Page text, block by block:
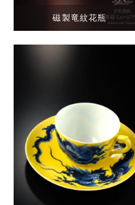
磁製竜紋花瓶